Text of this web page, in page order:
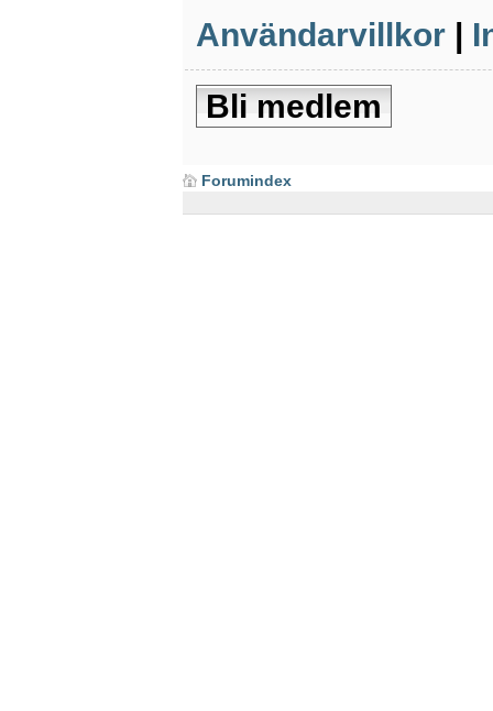
Användarvillkor |
Bli medlem
Forumindex